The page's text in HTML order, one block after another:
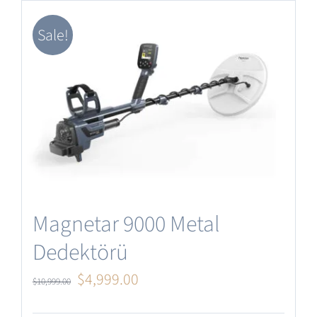
Yazılım Güncelleme
Sale!
Magnetar 9000 Metal
Dedektörü
$10,999.00 Orijinal
$4,999.00